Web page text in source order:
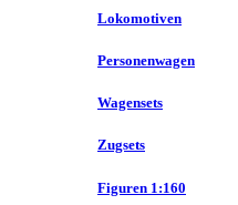
Lokomotiven
Personenwagen
Wagensets
Zugsets
Figuren 1:160